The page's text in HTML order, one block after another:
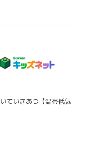
ていきあつ【温帯低気